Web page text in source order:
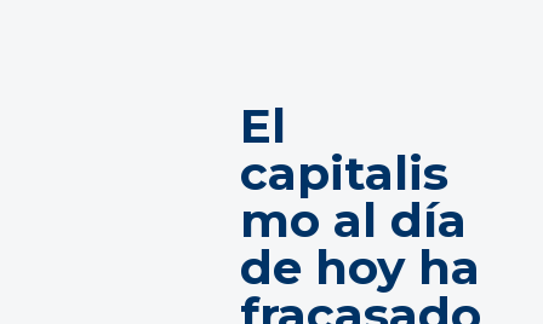
El
capitalis
mo al día
de hoy ha